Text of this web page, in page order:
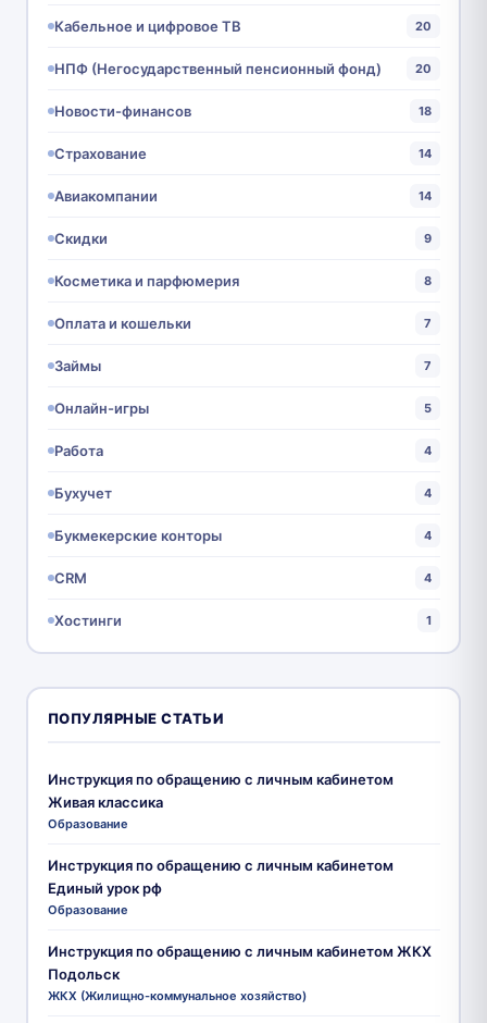
Кабельное и цифровое ТВ 20
НПФ (Негосударственный пенсионный фонд) 20
Новости-финансов 18
Страхование 14
Авиакомпании 14
Скидки 9
Косметика и парфюмерия 8
Оплата и кошельки 7
Займы 7
Онлайн-игры 5
Работа 4
Бухучет 4
Букмекерские конторы 4
CRM 4
Хостинги 1
ПОПУЛЯРНЫЕ СТАТЬИ
Инструкция по обращению с личным кабинетом
Живая классика
Образование
Инструкция по обращению с личным кабинетом
Единый урок рф
Образование
Инструкция по обращению с личным кабинетом ЖКХ
Подольск
ЖКХ (Жилищно-коммунальное хозяйство)